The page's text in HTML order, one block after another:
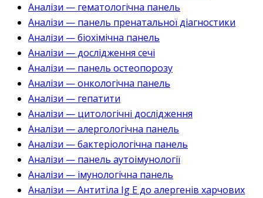
Аналізи — гематологічна панель
Аналізи — панель пренатальної діагностики
Аналізи — біохімічна панель
Аналізи — дослідження сечі
Аналізи — панель остеопорозу
Аналізи — онкологічна панель
Аналізи — гепатити
Аналізи — цитологічні дослідження
Аналізи — алергологічна панель
Аналізи — бактеріологічна панель
Аналізи — панель аутоімунології
Аналізи — імунологічна панель
Аналізи — Антитіла Ig E до алергенів харчових